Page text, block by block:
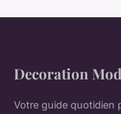
Decoration
Votre guide quotidien